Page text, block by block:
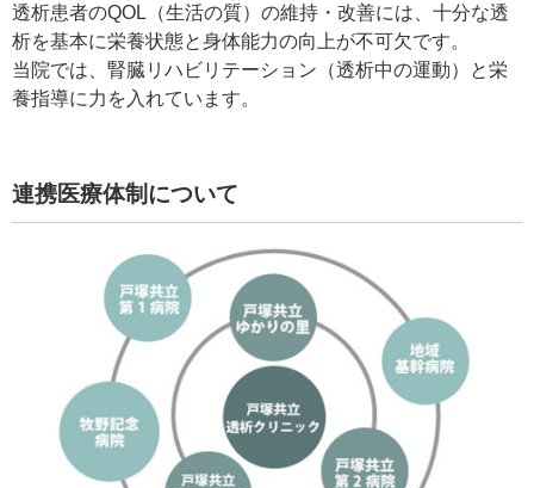
透析患者のQOL（生活の質）の維持・改善には、十分な透
析を基本に栄養状態と身体能力の向上が不可欠です。
当院では、腎臓リハビリテーション（透析中の運動）と栄
養指導に力を入れています。
連携医療体制について